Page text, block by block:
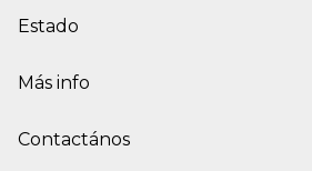
Estado
Más info
Contactános